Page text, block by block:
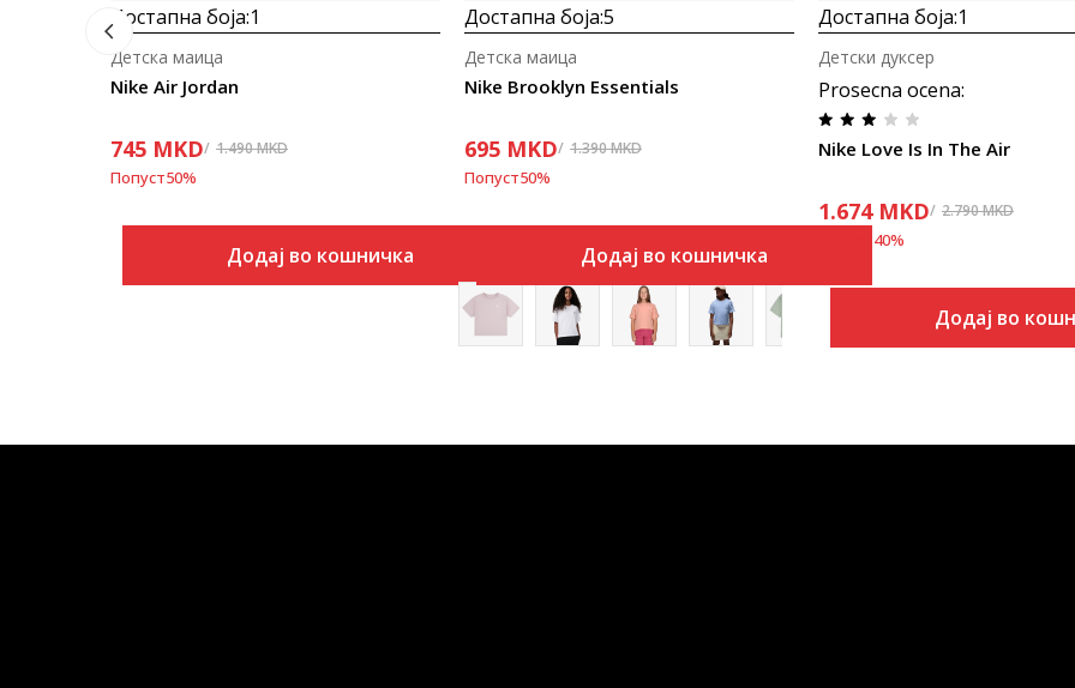
Достапна боја:1
Nike Air Jordan
Детска маица
745 MKD 1.490MKD
Попуст50%
Додај во кошничка
Достапна боја:5
Nike Brooklyn Essentials
Детска маица
695 MKD 1.390MKD
Попуст50%
Додај во кошничка
Достапна боја:1
Prosecna ocena:
Nike Love Is In The Air
Детски дуксер
1.674 MKD 2.790MKD
40%
Додај во